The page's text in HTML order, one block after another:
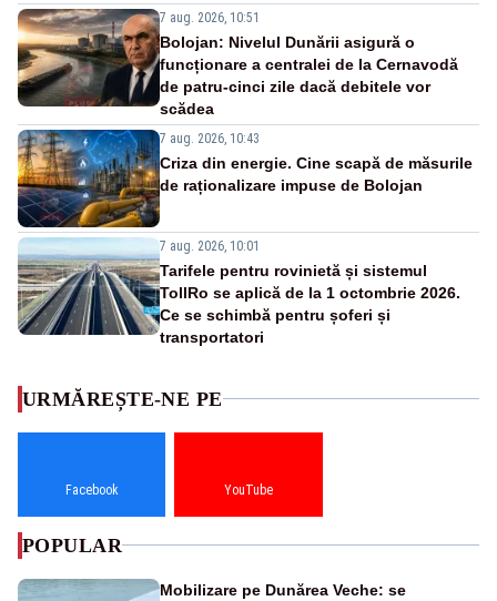
7 aug. 2026, 10:51
Bolojan: Nivelul Dunării asigură o
funcționare a centralei de la Cernavodă
de patru-cinci zile dacă debitele vor
scădea
7 aug. 2026, 10:43
Criza din energie. Cine scapă de măsurile
de raționalizare impuse de Bolojan
7 aug. 2026, 10:01
Tarifele pentru rovinietă și sistemul
TollRo se aplică de la 1 octombrie 2026.
Ce se schimbă pentru șoferi și
transportatori
URMĂREȘTE-NE PE
Facebook YouTube
POPULAR
Mobilizare pe Dunărea Veche: se